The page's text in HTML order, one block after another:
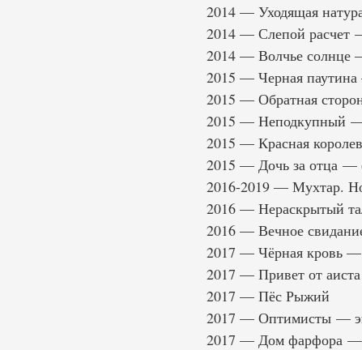
2014 — Уходящая
2014 — Слепой расчет
2014 — Волчье солнце
2015 — Черная
2015 — Обратная
2015 — Неподкупный —
2015 — Красная
2015 — Дочь за отца —
2016-2019 — Мухтар.
2016 — Нераскрытый
2016 — Вечное
2017 — Чёрная кровь —
2017 — Привет от
2017 — Пёс Рыжий
2017 — Оптимисты —
2017 — Дом фарфора —